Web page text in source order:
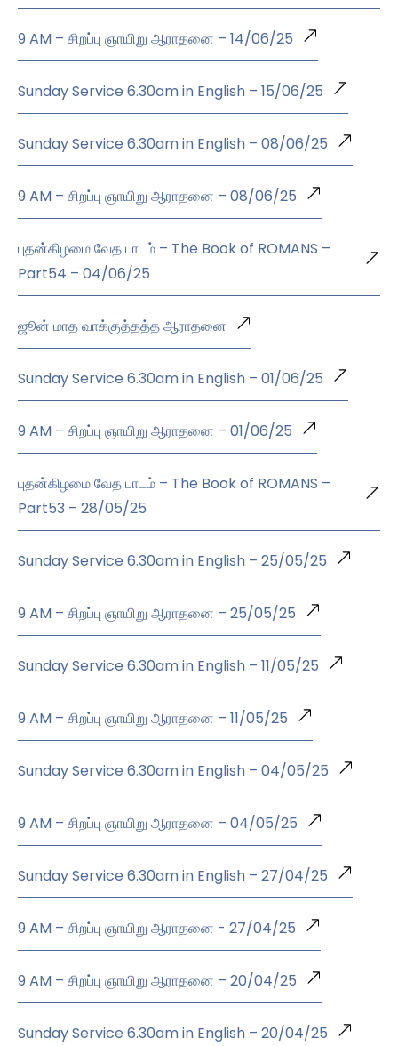
9 AM – சிறப்பு ஞாயிறு ஆராதனை – 14/06/25
Sunday Service 6.30am in English – 15/06/25
Sunday Service 6.30am in English – 08/06/25
9 AM – சிறப்பு ஞாயிறு ஆராதனை – 08/06/25
புதன்கிழமை வேத பாடம் – The Book of ROMANS –
Part54 – 04/06/25
ஜூன் மாத வாக்குத்தத்த ஆராதனை
Sunday Service 6.30am in English – 01/06/25
9 AM – சிறப்பு ஞாயிறு ஆராதனை – 01/06/25
புதன்கிழமை வேத பாடம் – The Book of ROMANS –
Part53 – 28/05/25
Sunday Service 6.30am in English – 25/05/25
9 AM – சிறப்பு ஞாயிறு ஆராதனை – 25/05/25
Sunday Service 6.30am in English – 11/05/25
9 AM – சிறப்பு ஞாயிறு ஆராதனை – 11/05/25
Sunday Service 6.30am in English – 04/05/25
9 AM – சிறப்பு ஞாயிறு ஆராதனை – 04/05/25
Sunday Service 6.30am in English – 27/04/25
9 AM – சிறப்பு ஞாயிறு ஆராதனை - 27/04/25
9 AM – சிறப்பு ஞாயிறு ஆராதனை – 20/04/25
Sunday Service 6.30am in English – 20/04/25